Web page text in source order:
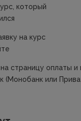
который
на курс
страницу оплаты
(Монобанк или